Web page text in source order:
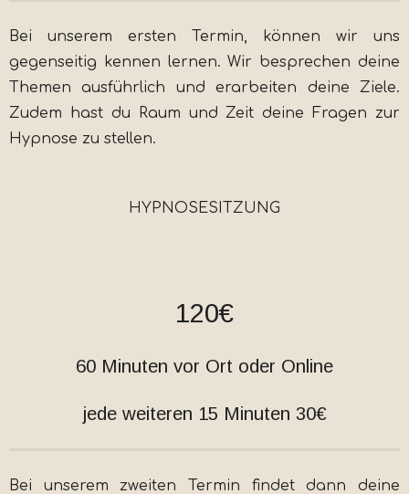
Bei unserem ersten Termin, können wir uns
gegenseitig kennen lernen. Wir besprechen deine
Themen ausführlich und erarbeiten deine Ziele.
Zudem hast du Raum und Zeit deine Fragen zur
Hypnose zu stellen.
HYPNOSESITZUNG
120€
60 Minuten vor Ort oder Online
jede weiteren 15 Minuten 30€
Bei unserem zweiten Termin findet dann deine